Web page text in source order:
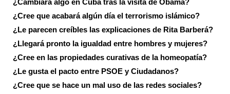
¿Cambiará algo en Cuba tras la visita de Obama?
¿Cree que acabará algún día el terrorismo islámico?
¿Le parecen creíbles las explicaciones de Rita Barberá?
¿Llegará pronto la igualdad entre hombres y mujeres?
¿Cree en las propiedades curativas de la homeopatía?
¿Le gusta el pacto entre PSOE y Ciudadanos?
¿Cree que se hace un mal uso de las redes sociales?